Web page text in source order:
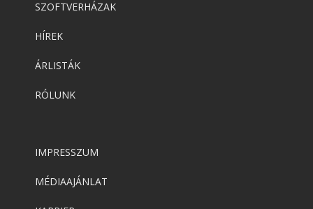
SZOFTVERHÁZAK
HÍREK
ÁRLISTÁK
RÓLUNK
IMPRESSZUM
MÉDIAAJÁNLAT